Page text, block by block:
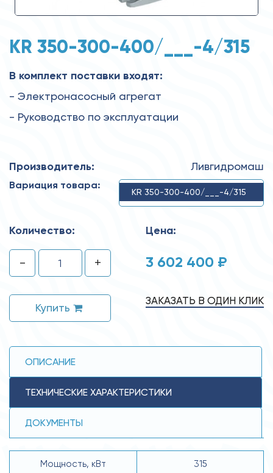
KR 350-300-400/___-4/315
В комплект поставки входят:
- Электронасосный агрегат
- Руководство по эксплуатации
Производитель: Ливгидромаш
Вариация товара:
KR 350-300-400/___-4/315
Количество:
- +
Купить
Цена:
3 602 400 ₽
ЗАКАЗАТЬ В ОДИН КЛИК
ОПИСАНИЕ
ТЕХНИЧЕСКИЕ ХАРАКТЕРИСТИКИ
ДОКУМЕНТЫ
Мощность, кВт 315